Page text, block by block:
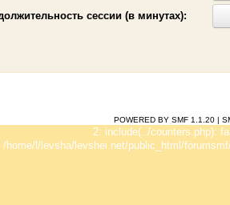
сессии (в минутах):
POWERED BY SMF 1.1.20 |
2: include(../counters.php):
home/l/levsha/levshei.net/public_html/